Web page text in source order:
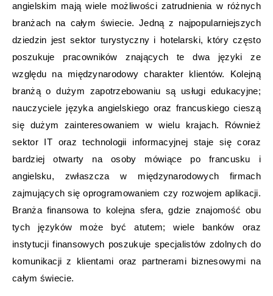
angielskim mają wiele możliwości zatrudnienia w różnych
branżach na całym świecie. Jedną z najpopularniejszych
dziedzin jest sektor turystyczny i hotelarski, który często
poszukuje pracowników znających te dwa języki ze
względu na międzynarodowy charakter klientów. Kolejną
branżą o dużym zapotrzebowaniu są usługi edukacyjne;
nauczyciele języka angielskiego oraz francuskiego cieszą
się dużym zainteresowaniem w wielu krajach. Również
sektor IT oraz technologii informacyjnej staje się coraz
bardziej otwarty na osoby mówiące po francusku i
angielsku, zwłaszcza w międzynarodowych firmach
zajmujących się oprogramowaniem czy rozwojem aplikacji.
Branża finansowa to kolejna sfera, gdzie znajomość obu
tych języków może być atutem; wiele banków oraz
instytucji finansowych poszukuje specjalistów zdolnych do
komunikacji z klientami oraz partnerami biznesowymi na
całym świecie.